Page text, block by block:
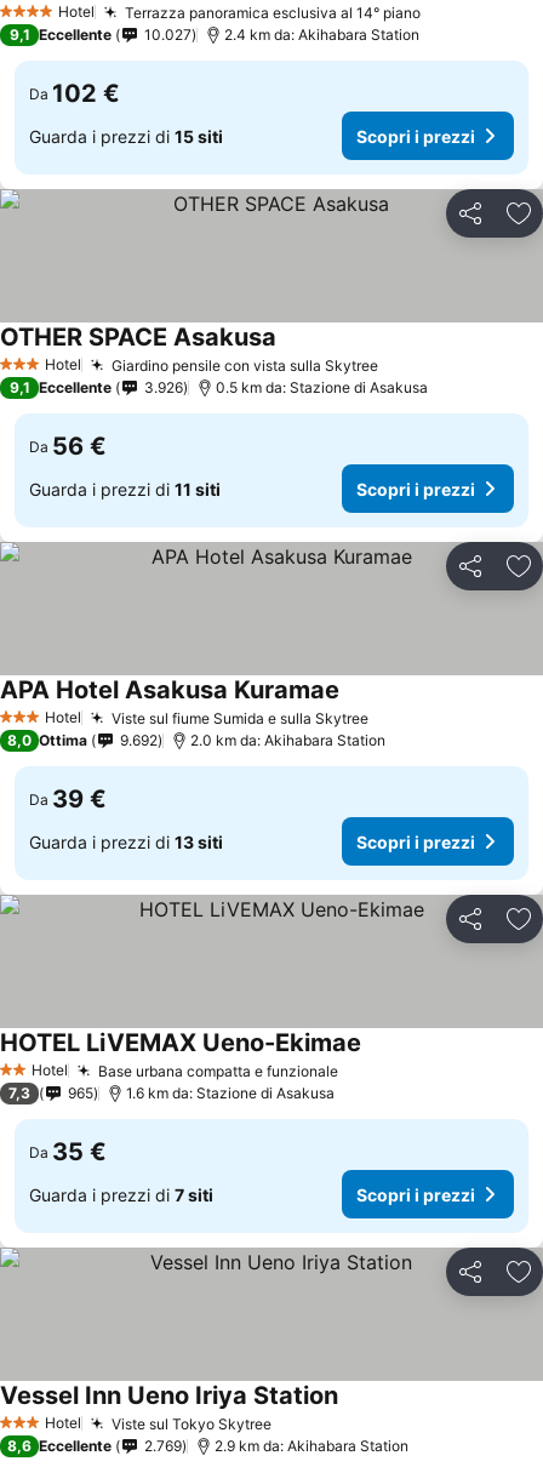
4 Stelle Hotel
Terrazza panoramica esclusiva al 14° piano
9,1 Eccellente 10.027 2.4 km da: Akihabara Station
Da 102 €
Guarda i prezzi di 15 siti Scopri i prezzi
Condividi
3 StelleHotel Giardino pensile con vista sulla Skytree
OTHER SPACE Asakusa
9,1 Eccellente 3.926 0.5 km da: Stazione di Asakusa
Da 56 €
Guarda i prezzi di 11 siti Scopri i prezzi
Condividi
3 StelleHotel Viste sul fiume Sumida e sulla Skytree
APA Hotel Asakusa Kuramae
8,0 Ottima 9.692 2.0 km da: Akihabara Station
Da 39 €
Guarda i prezzi di 13 siti Scopri i prezzi
Condividi
2 StelleHotel Base urbana compatta e funzionale
HOTEL LiVEMAX Ueno-Ekimae
7,3 965 1.6 km da: Stazione di Asakusa
Da 35 €
Guarda i prezzi di 7 siti Scopri i prezzi
Condividi
3 StelleHotel Viste sul Tokyo Skytree
Vessel Inn Ueno Iriya Station
8,6 Eccellente 2.769 2.9 km da: Akihabara Station